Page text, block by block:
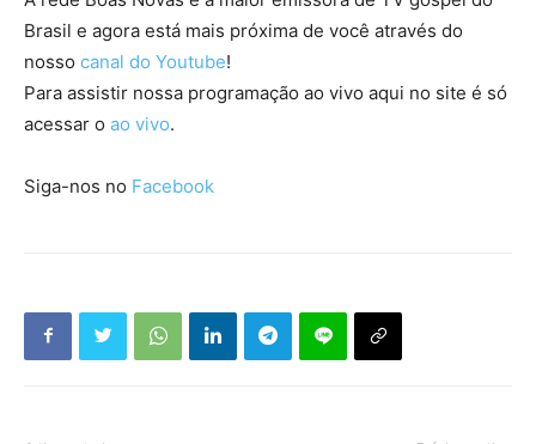
Brasil e agora está mais próxima de você através do
nosso canal do Youtube!
Para assistir nossa programação ao vivo aqui no site é só
acessar o ao vivo.
Siga-nos no Facebook